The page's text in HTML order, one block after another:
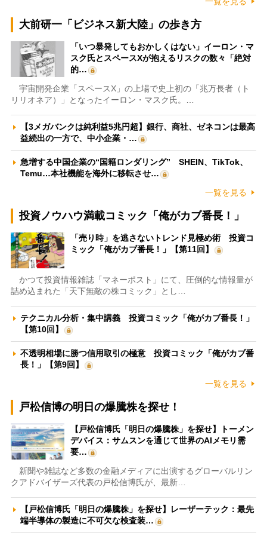
大前研一「ビジネス新大陸」の歩き方
「いつ暴発してもおかしくはない」イーロン・マ
スク氏とスペースXが抱えるリスクの数々「絶対
的…
宇宙開発企業「スペースX」の上場で史上初の「兆万長者（ト
リリオネア）」となったイーロン・マスク氏。…
【3メガバンクは純利益5兆円超】銀行、商社、ゼネコンは最高
益続出の一方で、中小企業・…
急増する中国企業の“国籍ロンダリング” SHEIN、TikTok、
Temu…本社機能を海外に移転させ…
一覧を見る
投資ノウハウ満載コミック「俺がカブ番長！」
「売り時」を逃さないトレンド見極め術 投資コ
ミック「俺がカブ番長！」【第11回】
かつて投資情報雑誌「マネーポスト」にて、圧倒的な情報量が
詰め込まれた「天下無敵の株コミック」とし…
テクニカル分析・集中講義 投資コミック「俺がカブ番長！」
【第10回】
不透明相場に勝つ信用取引の極意 投資コミック「俺がカブ番
長！」【第9回】
一覧を見る
戸松信博の明日の爆騰株を探せ！
【戸松信博氏「明日の爆騰株」を探せ】トーメン
デバイス：サムスンを通じて世界のAIメモリ需
要…
新聞や雑誌など多数の金融メディアに出演するグローバルリン
クアドバイザーズ代表の戸松信博氏が、最新…
【戸松信博氏「明日の爆騰株」を探せ】レーザーテック：最先
端半導体の製造に不可欠な検査装…